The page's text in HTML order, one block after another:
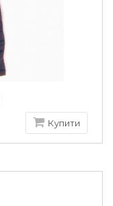
Купити